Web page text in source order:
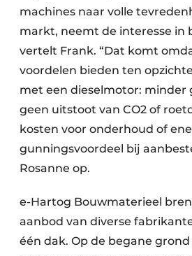
machines naar volle
markt, neemt de interesse in
vertelt Frank. “Dat komt
voordelen bieden ten
met een dieselmotor: minder
geen uitstoot van CO2 of
kosten voor onderhoud of
gunningsvoordeel bij
Rosanne op.
e-Hartog Bouwmaterieel
aanbod van diverse
één dak. Op de begane